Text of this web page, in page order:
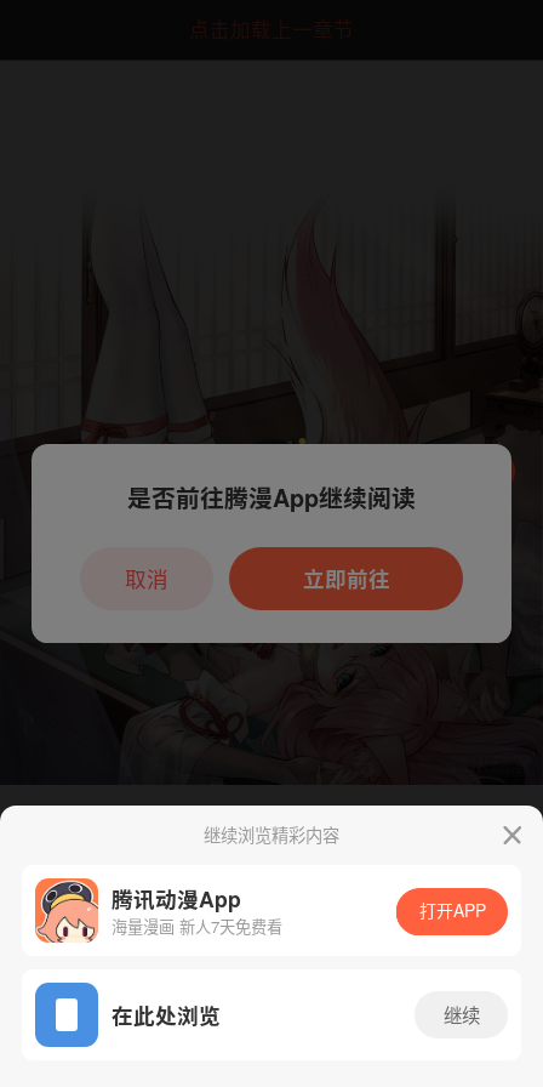
点击加载上一章节
App免费看
腾漫App免费看
继续浏览精彩内容
腾讯动漫App
海量漫画 新人7天免费看
打开APP
在此处浏览 继续
本章节仅支持App阅读，可打开App新用
户7天免费看
是否前往腾漫App继续阅读
立即前往
取消